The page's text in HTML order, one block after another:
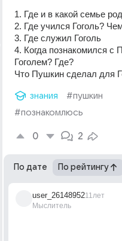
1. Где и в какой семье
2. Где учился Гоголь?
3. Где служил Гоголь
4. Когда познакомился с
Гоголем? Где?
Что Пушкин сделал для
знания
#пушкин
#познакомлюсь
0 2
По дате По рейтингу
user_26148952
Мыслитель
11лет